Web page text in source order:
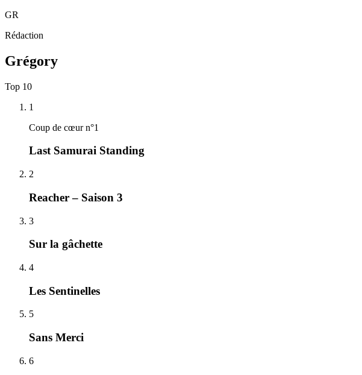
GR
Rédaction
Grégory
Top 10
1
Coup de cœur n°1
Last Samurai Standing
2
Reacher – Saison 3
3
Sur la gâchette
4
Les Sentinelles
5
Sans Merci
6